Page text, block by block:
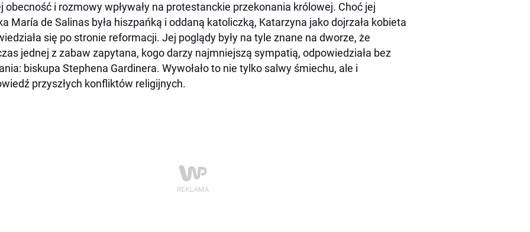
obecność i rozmowy wpływały na protestanckie przekonania królowej. Choć jej
María de Salinas była hiszpańką i oddaną katoliczką, Katarzyna jako dojrzała kobieta
się po stronie reformacji. Jej poglądy były na tyle znane na dworze, że
jednej z zabaw zapytana, kogo darzy najmniejszą sympatią, odpowiedziała bez
biskupa Stephena Gardinera. Wywołało to nie tylko salwy śmiechu, ale i
przyszłych konfliktów religijnych.